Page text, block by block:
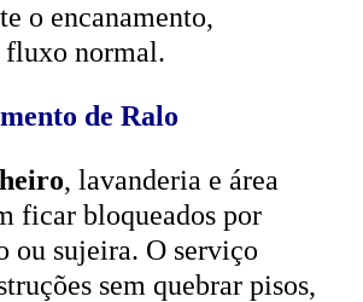
o encanamento,
fluxo normal.
de Ralo
, lavanderia e área
ficar bloqueados por
ou sujeira. O serviço
sem quebrar pisos,